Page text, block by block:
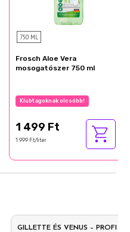
750 ML
Frosch Aloe Vera
mosogatószer 750 ml
Klubtagoknak olcsóbb!
1 499 Ft
1 999 Ft/liter
GILLETTE ÉS VENUS – PROFI